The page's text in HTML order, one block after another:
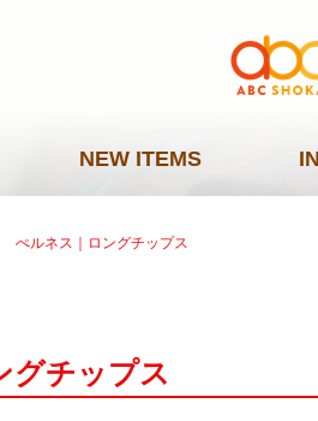
NEW ITEMS
ぺルネス｜ロングチップス
グチップス